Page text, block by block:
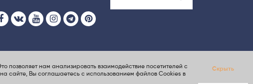
сайта Nina S.Dzhezher Создание сайтаElenaGray.ru
нам анализировать взаимодействие посетителей с
сайте, Вы соглашаетесь с использованием файлов Cookies в
Скрыть